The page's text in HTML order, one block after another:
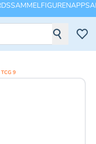
SAMMELFIGURENAPPS
9